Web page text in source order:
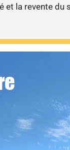
et la revente du